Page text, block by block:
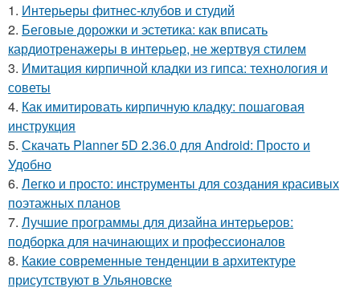
1. Интерьеры фитнес-клубов и студий
2. Беговые дорожки и эстетика: как вписать
кардиотренажеры в интерьер, не жертвуя стилем
3. Имитация кирпичной кладки из гипса: технология и
советы
4. Как имитировать кирпичную кладку: пошаговая
инструкция
5. Скачать Planner 5D 2.36.0 для Android: Просто и
Удобно
6. Легко и просто: инструменты для создания красивых
поэтажных планов
7. Лучшие программы для дизайна интерьеров:
подборка для начинающих и профессионалов
8. Какие современные тенденции в архитектуре
присутствуют в Ульяновске